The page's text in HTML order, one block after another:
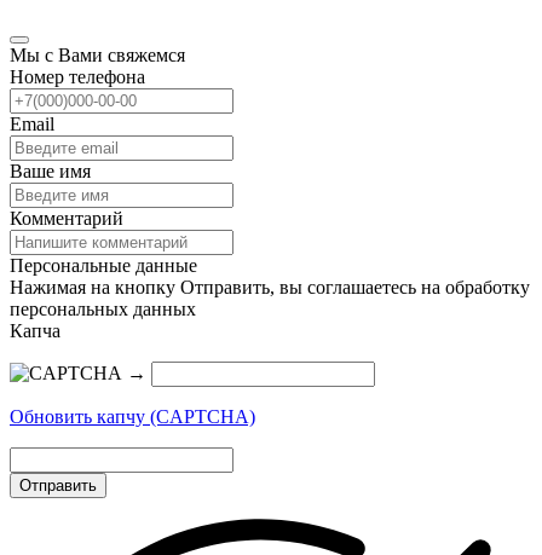
Мы с Вами свяжемся
Номер телефона
Email
Ваше имя
Комментарий
Персональные данные
Нажимая на кнопку Отправить, вы соглашаетесь на обработку
персональных данных
Капча
→
Обновить капчу (CAPTCHA)
Отправить